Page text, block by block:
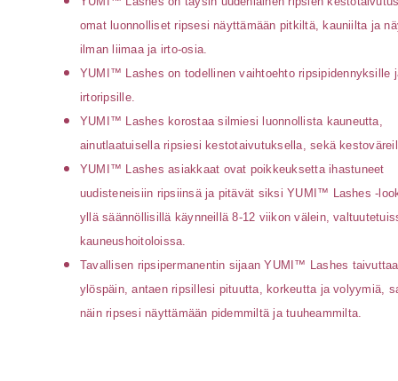
omat luonnolliset ripsesi näyttämään pitkiltä, kauniilta ja
ilman liimaa ja irto-osia.
YUMI™ Lashes on todellinen vaihtoehto ripsipidennyksille
irtoripsille.
YUMI™ Lashes korostaa silmiesi luonnollista kauneutta,
ainutlaatuisella ripsiesi kestotaivutuksella, sekä
YUMI™ Lashes asiakkaat ovat poikkeuksetta ihastuneet
uudisteneisiin ripsiinsä ja pitävät siksi YUMI™ Lashes -
yllä säännöllisillä käynneillä 8-12 viikon välein,
kauneushoitoloissa.
Tavallisen ripsipermanentin sijaan YUMI™ Lashes
ylöspäin, antaen ripsillesi pituutta, korkeutta ja volyymiä,
näin ripsesi näyttämään pidemmiltä ja tuuheammilta.